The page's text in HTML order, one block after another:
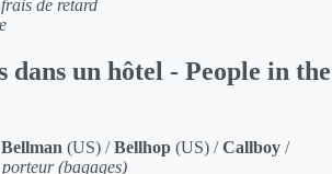
frais de retard
dans un hôtel - People in the
Bellman (US) /Bellhop (US) /Callboy /
porteur (bagages)